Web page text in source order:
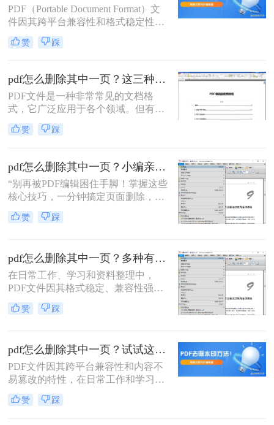
PDF（Portable Document Format）文
件因其跨平台兼容性和格式稳定性，
被广泛应用于各种文档传输和存储场
景。然而，PDF文件的编辑和修改却
修改内容呢？本文将介绍六种编辑和
修改PDF内容的方法，帮助你轻松应
对PDF文件的编辑需求。
赞 踩
pdf怎么删除其中一页？这三种方法可以快速删除！
PDF文件是一种非常常见的文档格
式，它广泛应用于各个领域。但有时
候，我们可能需要删除其中的一页。
本文将向您介绍几种简便而快捷的方
题。
赞 踩
pdf怎么删除其中一页？小编亲测5种实用方法，告别繁琐操作！
“别再被PDF编辑困住手脚！掌握这些
核心技巧，一分钟搞定页面删除，效
率直接翻倍。”作为一名深耕电脑办
公软件测评多年的博主，小编每天都
看似简单的操作，却常因工具不精
准、步骤繁琐或安全隐忧而浪费时
间。
赞 踩
pdf怎么删除其中一页？多种有效方法详解！
在日常工作、学习和资料整理中，
PDF文件因其格式稳定、兼容性强而
成为我们最常接触的文件格式之一。
然而，当我们拿到一份冗长的PDF文
可自由编辑的Word文档不同，PDF
的“只读”特性使得修改它需要借助特
定的工具和方法。
赞 踩
pdf怎么删除其中一页？试试这4种方法简单好用！
PDF文件因其跨平台兼容性和内容不
易篡改的特性，在日常工作和学习中
广泛使用。但有时候，我们需要删除
PDF中的某一页，以便节省存储空间
赞 踩